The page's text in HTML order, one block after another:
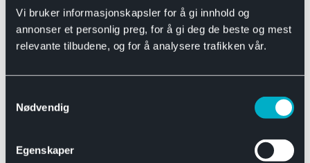
Vi bruker informasjonskapsler for å gi innhold og
annonser et personlig preg, for å gi deg de beste og mest
relevante tilbudene, og for å analysere trafikken vår.
Nødvendig
Egenskaper
Se alle Bremsedeler
Bremsenippler
Drivline og motor
Se alle Drivline og motor
Eksosanlegg